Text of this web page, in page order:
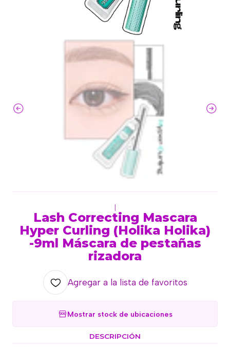
Lash Correcting Mascara
Hyper Curling (Holika Holika)
-9ml Máscara de pestañas
rizadora
Agregar a la lista de favoritos
Mostrar stock de ubicaciones
DESCRIPCIÓN